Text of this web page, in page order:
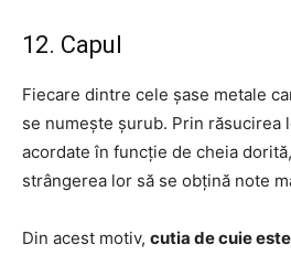
12. Capul
Fiecare dintre cele șase metale
se numește șurub. Prin răsucirea
acordate în funcție de cheia
strângerea lor să se obțină note
Din acest motiv, cutia de cuie